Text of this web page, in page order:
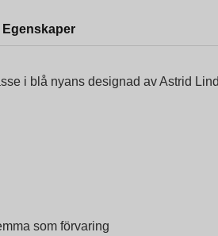
Egenskaper
i blå nyans designad av Astrid
som förvaring